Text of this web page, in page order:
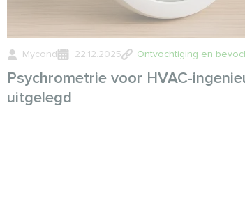
Mycond 22.12.2025 Ontvochtiging en
Psychrometrie voor HVAC-
uitgelegd